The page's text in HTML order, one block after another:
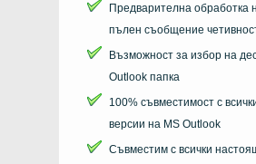
Предварителна обработка
пълен съобщение
Възможност за избор на
Outlook папка
100% съвместимост с
версии на MS Outlook
Съвместим с всички